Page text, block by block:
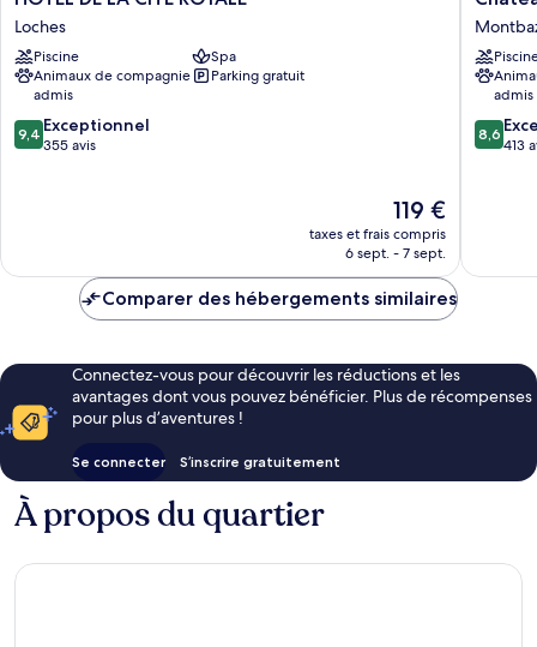
DE
LA
CITÉ
ROYALE
Loches
Loches
Piscine
Spa
Animaux de compagnie
admis
Parking gratuit
9.4
sur
9,4 Exceptionnel
355 avis
Le
nouveau
prix
de
119 €
taxes et frais compris
6 sept. - 7 sept.
admis
8.6
sur
8,6
413
Comparer des hébergements similaires
Connectez-vous pour découvrir les réductions et les
avantages dont vous pouvez bénéficier. Plus de récompenses
pour plus d’aventures !
Se connecter S’inscrire gratuitement
À propos du quartier